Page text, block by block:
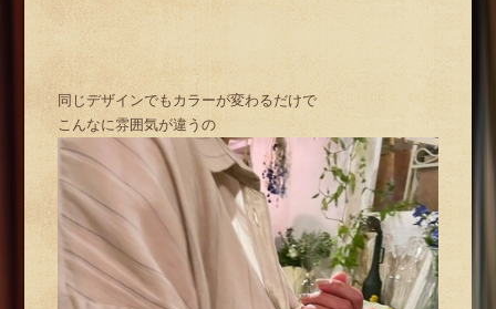
同じデザインでもカラーが変わるだけで
こんなに雰囲気が違うの